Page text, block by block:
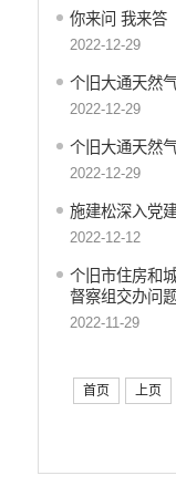
社会救助
食品药品监管
公共文化服务
安全生产
司法信息
你来问 我来答
2022-12-29
个旧大通天然
2022-12-29
个旧大通天然
2022-12-29
施建松深入党
2022-12-12
个旧市住房和
督察组交办问
2022-11-29
首页 上页